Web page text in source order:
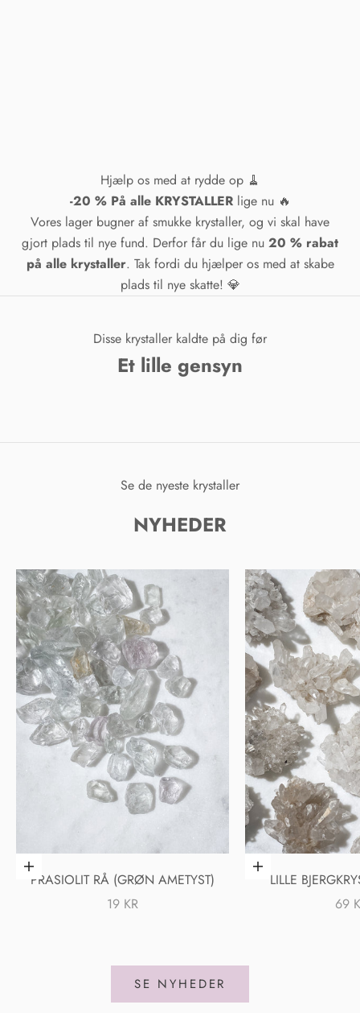
Hjælp os med at rydde op 🧹
-20 % På alle KRYSTALLER lige nu 🔥
Vores lager bugner af smukke krystaller, og vi skal have
gjort plads til nye fund. Derfor får du lige nu 20 % rabat
på alle krystaller. Tak fordi du hjælper os med at skabe
plads til nye skatte! 💎
Disse krystaller kaldte på dig før
Et lille gensyn
Se de nyeste krystaller
NYHEDER
Føj til indkøbskurv
PRASIOLIT RÅ (GRØN AMETYST)
SALGSPRIS
19 KR
Føj til indkøbskurv
LILLE
69
SE NYHEDER